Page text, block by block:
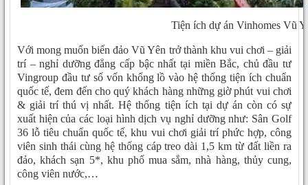
Tiện ích dự án Vinhomes Vũ
Với mong muốn biến đảo Vũ Yên trở thành khu vui chơi – giải
trí – nghỉ dưỡng đẳng cấp bậc nhất tại miền Bắc, chủ đầu tư
Vingroup đầu tư số vốn khổng lồ vào hệ thống tiện ích chuẩn
quốc tế, đem đến cho quý khách hàng những giờ phút vui chơi
& giải trí thú vị nhất. Hệ thống tiện ích tại dự án còn có sự
xuất hiện của các loại hình dịch vụ nghỉ dưỡng như: Sân Golf
36 lỗ tiêu chuẩn quốc tế, khu vui chơi giải trí phức hợp, công
viên sinh thái cùng hệ thống cáp treo dài 1,5 km từ đất liền ra
đảo, khách sạn 5*, khu phố mua sắm, nhà hàng, thủy cung,
công viên nước,…